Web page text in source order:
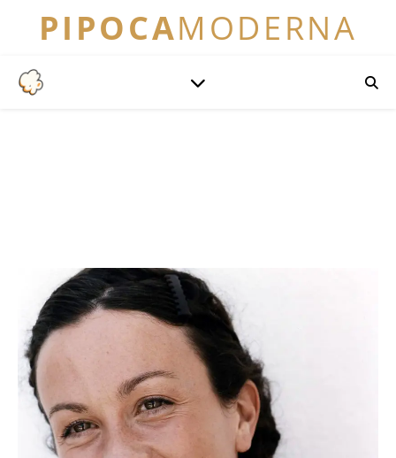
PIPOCAMODERNA